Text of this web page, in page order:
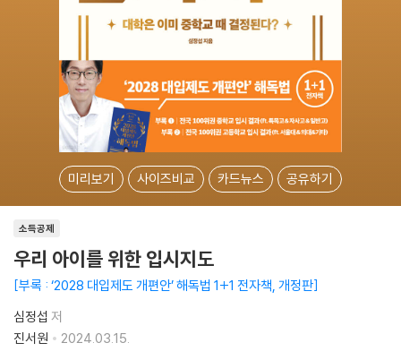
미리보기 사이즈비교 카드뉴스 공유하기
소득공제
우리 아이를 위한 입시지도
부록 : ‘2028 대입제도 개편안’ 해독법 1+1 전자책, 개정판
심정섭 저
진서원
2024.03.15.